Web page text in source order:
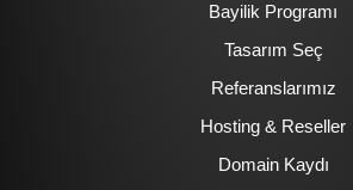
Bayilik Programı
Tasarım Seç
Referanslarımız
Hosting & Reseller
Domain Kaydı